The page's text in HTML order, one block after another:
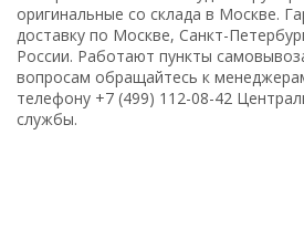
оригинальные со склада в Москве.
доставку по Москве, Санкт-
России. Работают пункты
вопросам обращайтесь к
телефону +7 (499) 112-08-42
службы.